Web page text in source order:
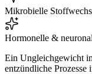
Mikrobielle
Hormonelle &
Ein Ungleichgewicht
entzündliche